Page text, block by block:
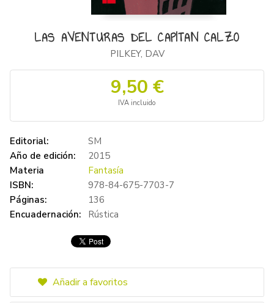
LAS AVENTURAS DEL CAPITAN CALZO
PILKEY, DAV
9,50 €
IVA incluido
Editorial:
SM
Año de edición:
2015
Materia
Fantasía
ISBN:
978-84-675-7703-7
Páginas:
136
Encuadernación:
Rústica
Añadir a favoritos